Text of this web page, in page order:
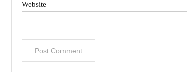
Website